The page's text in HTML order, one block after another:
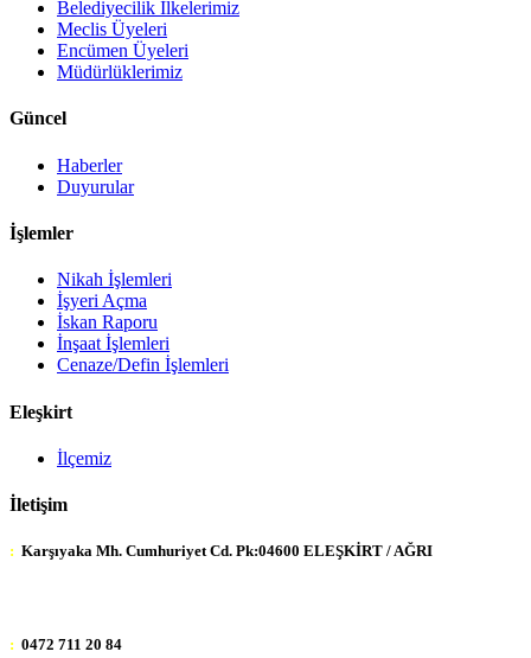
Belediyecilik İlkelerimiz
Meclis Üyeleri
Encümen Üyeleri
Müdürlüklerimiz
Güncel
Haberler
Duyurular
İşlemler
Nikah İşlemleri
İşyeri Açma
İskan Raporu
İnşaat İşlemleri
Cenaze/Defin İşlemleri
Eleşkirt
İlçemiz
İletişim
: Karşıyaka Mh. Cumhuriyet Cd. Pk:04600 ELEŞKİRT / AĞRI
: 0472 711 20 84